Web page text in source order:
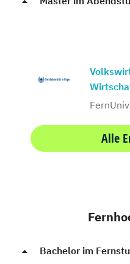
Alle
Bachelor im